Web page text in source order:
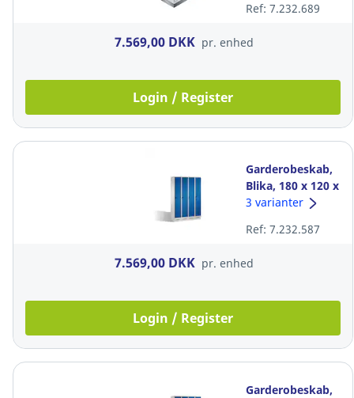
Ref: 7.232.689
7.569,00 DKK pr. enhed
Login / Register
Garderobeskab,
Blika, 180 x 120 x
50 cm, med base,
3 varianter
Ref: 7.232.587
7.569,00 DKK pr. enhed
Login / Register
Garderobeskab,